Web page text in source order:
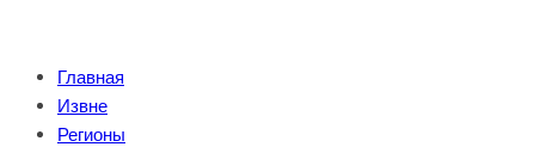
Главная
Извне
Регионы